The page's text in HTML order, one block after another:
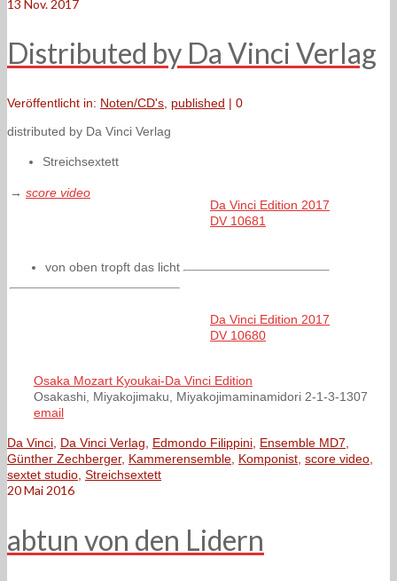
13 Nov. 2017
Distributed by Da Vinci Verlag
Veröffentlicht in: Noten/CD's published | 0
distributed by Da Vinci Verlag
Streichsextett
→ score video
Da Vinci Edition 2017
DV 10681
von oben tropft das licht
Da Vinci Edition 2017
DV 10680
Osaka Mozart Kyoukai-Da Vinci Edition
Osakashi, Miyakojimaku, Miyakojimaminamidori 2-1-3-1307
email
Da Vinci Da Vinci Verlag Edmondo Filippini Ensemble MD7
Günther Zechberger, Kammerensemble Komponist score video
sextet studio Streichsextett
20Mai 2016
abtun von den Lidern